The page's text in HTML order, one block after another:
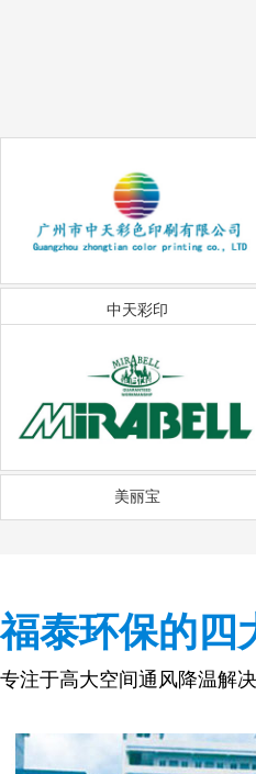
中天彩印
美丽宝
福泰环保的四
专注于高大空间通风降温解